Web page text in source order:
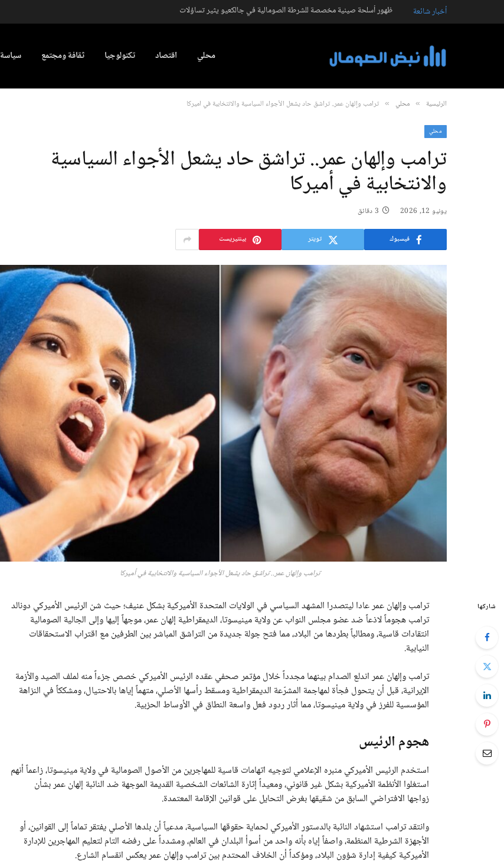
أخبار شائعة ظهور أسلحة صينية مخصصة للشرطة الصومالية في جالكعيو يثير تساؤلات
محلي اقتصاد تكنولوجيا ثقافة ومجتمع سياسة
الرئيسية » محلي » ترامب وإلهان عمر.. تراشق حاد يشعل الأجواء السياسية والانتخابية في أميركا
محلي
ترامب وإلهان عمر.. تراشق حاد يشعل الأجواء السياسية
والانتخابية في أميركا
يونيو 12, 2026 3 دقائق
فيسبوك تويتر بينتيريست
ترامب وإلهان عمر.. تراشق حاد يشعل الأجواء السياسية والانتخابية في أميركا
شاركها
ترامب وإلهان عمر عادا ليتصدرا المشهد السياسي في الولايات المتحدة الأميركية بشكل عنيف؛ حيث شن الرئيس الأميركي دونالد
ترامب هجوماً لاذعاً ضد عضو مجلس النواب عن ولاية مينيسوتا، الديمقراطية إلهان عمر، موجهاً إليها وإلى الجالية الصومالية
انتقادات قاسية، ومطالباً بطردها من البلاد، مما فتح جولة جديدة من التراشق المباشر بين الطرفين مع اقتراب الاستحقاقات
النيابية.
ترامب وإلهان عمر اندلع الصدام بينهما مجدداً خلال مؤتمر صحفي عقده الرئيس الأميركي خصص جزءاً منه لملف الصيد والأزمة
الإيرانية، قبل أن يتحول فجأة لمهاجمة المشرّعة الديمقراطية ومسقط رأسها الأصلي، متهماً إياها بالاحتيال، ومشككاً في النزاهة
المؤسسية للفرز في ولاية مينيسوتا، مما أثار ردود فعل واسعة النطاق في الأوساط الحزبية.
هجوم الرئيس
استخدم الرئيس الأميركي منبره الإعلامي لتوجيه اتهامات قاسية للمهاجرين من الأصول الصومالية في ولاية مينيسوتا، زاعماً أنهم
استغلوا الأنظمة الأميركية بشكل غير قانوني، ومعيداً إثارة الشائعات الشخصية القديمة الموجهة ضد النائبة إلهان عمر بشأن
زواجها الافتراضي السابق من شقيقها بغرض التحايل على قوانين الإقامة المعتمدة.
وانتقد ترامب استشهاد النائبة بالدستور الأميركي لحماية حقوقها السياسية، مدعياً أن بلدها الأصلي يفتقر تماماً إلى القوانين، أو
الأجهزة الشرطية المنظمة، واصفاً إياه بأنه واحد من أسوأ البلدان في العالم، ومشدداً على رفضه التام لتعليم المهاجرين للإدارة
الأميركية كيفية إدارة شؤون البلاد، ومؤكداً أن الخلاف المحتدم بين ترامب وإلهان عمر يعكس انقسام الشارع.